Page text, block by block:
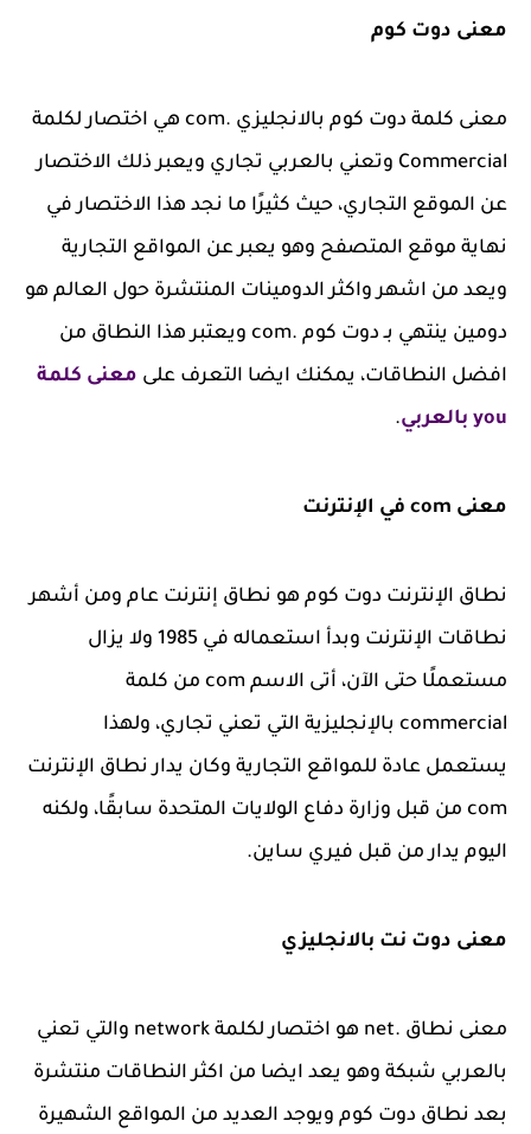
معنى دوت كوم
معنى كلمة دوت كوم بالانجليزي .com هي اختصار لكلمة
Commercial وتعني بالعربي تجاري ويعبر ذلك الاختصار
عن الموقع التجاري، حيث كثيرًا ما نجد هذا الاختصار في
نهاية موقع المتصفح وهو يعبر عن المواقع التجارية
ويعد من اشهر واكثر الدومينات المنتشرة حول العالم هو
دومين ينتهي بـ دوت كوم .com ويعتبر هذا النطاق من
افضل النطاقات، يمكنك ايضا التعرف على معنى كلمة
you بالعربي
.
معنى com في الإنترنت
نطاق الإنترنت دوت كوم هو نطاق إنترنت عام ومن أشهر
نطاقات الإنترنت وبدأ استعماله في 1985 ولا يزال
مستعملًا حتى الآن، أتى الاسم com من كلمة
commercial بالإنجليزية التي تعني تجاري، ولهذا
يستعمل عادة للمواقع التجارية وكان يدار نطاق الإنترنت
com من قبل وزارة دفاع الولايات المتحدة سابقًا، ولكنه
اليوم يدار من قبل فيري ساين.
معنى دوت نت بالانجليزي
معنى نطاق .net هو اختصار لكلمة network والتي تعني
بالعربي شبكة وهو يعد ايضا من اكثر النطاقات منتشرة
بعد نطاق دوت كوم ويوجد العديد من المواقع الشهيرة